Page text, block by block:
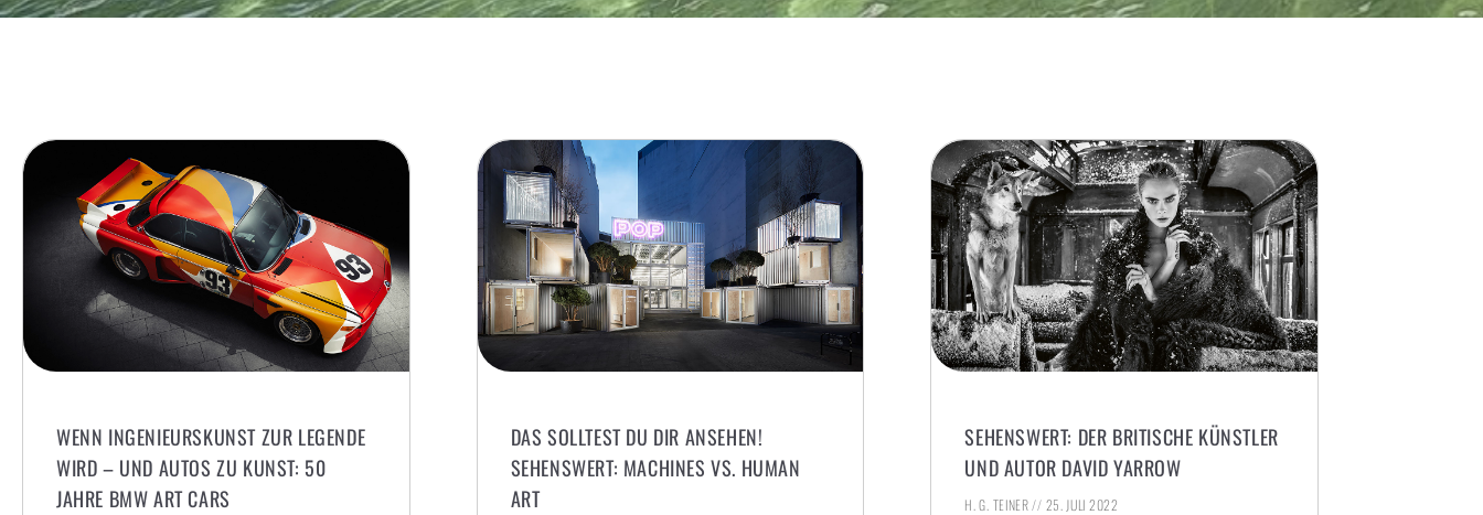
WENN INGENIEURSKUNST ZUR LEGENDE
WIRD – UND AUTOS ZU KUNST: 50
JAHRE BMW ART CARS
DAS SOLLTEST DU DIR ANSEHEN!
SEHENSWERT: MACHINES VS. HUMAN
ART
SEHENSWERT: DER BRITISCHE KÜNSTLER
UND AUTOR DAVID YARROW
H. G. TEINER 25. JULI 2022